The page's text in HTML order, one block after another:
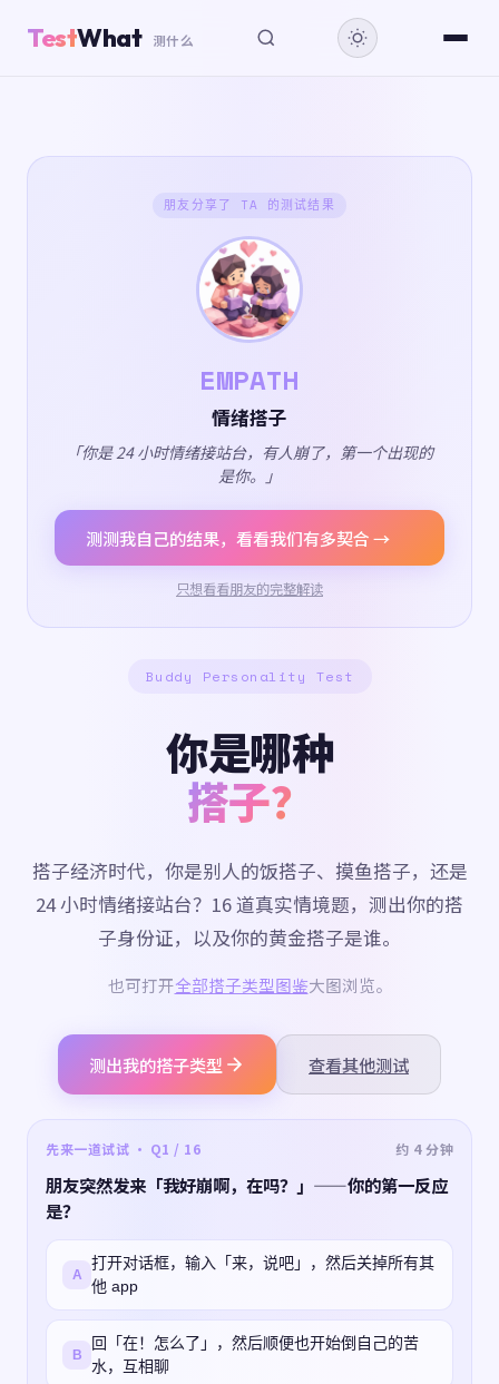
TestWhat 测什么
朋友分享了 TA 的测试结果
EMPATH
情绪搭子
「你是 24 小时情绪接站台，有人崩了，第一个出现的
是你。」
测测我自己的结果，看看我们有多契合 →
只想看看朋友的完整解读
Buddy Personality Test
你是哪种
搭子？
搭子经济时代，你是别人的饭搭子、摸鱼搭子，还是
24 小时情绪接站台？16 道真实情境题，测出你的搭
子身份证，以及你的黄金搭子是谁。
也可打开全部搭子类型图鉴大图浏览。
测出我的搭子类型 查看其他测试
先来一道试试 · Q1 / 16 约 4 分钟
朋友突然发来「我好崩啊，在吗？」——你的第一反应
是？
A
打开对话框，输入「来，说吧」，然后关掉所有其
他 app
B
回「在！怎么了」，然后顺便也开始倒自己的苦
水，互相聊